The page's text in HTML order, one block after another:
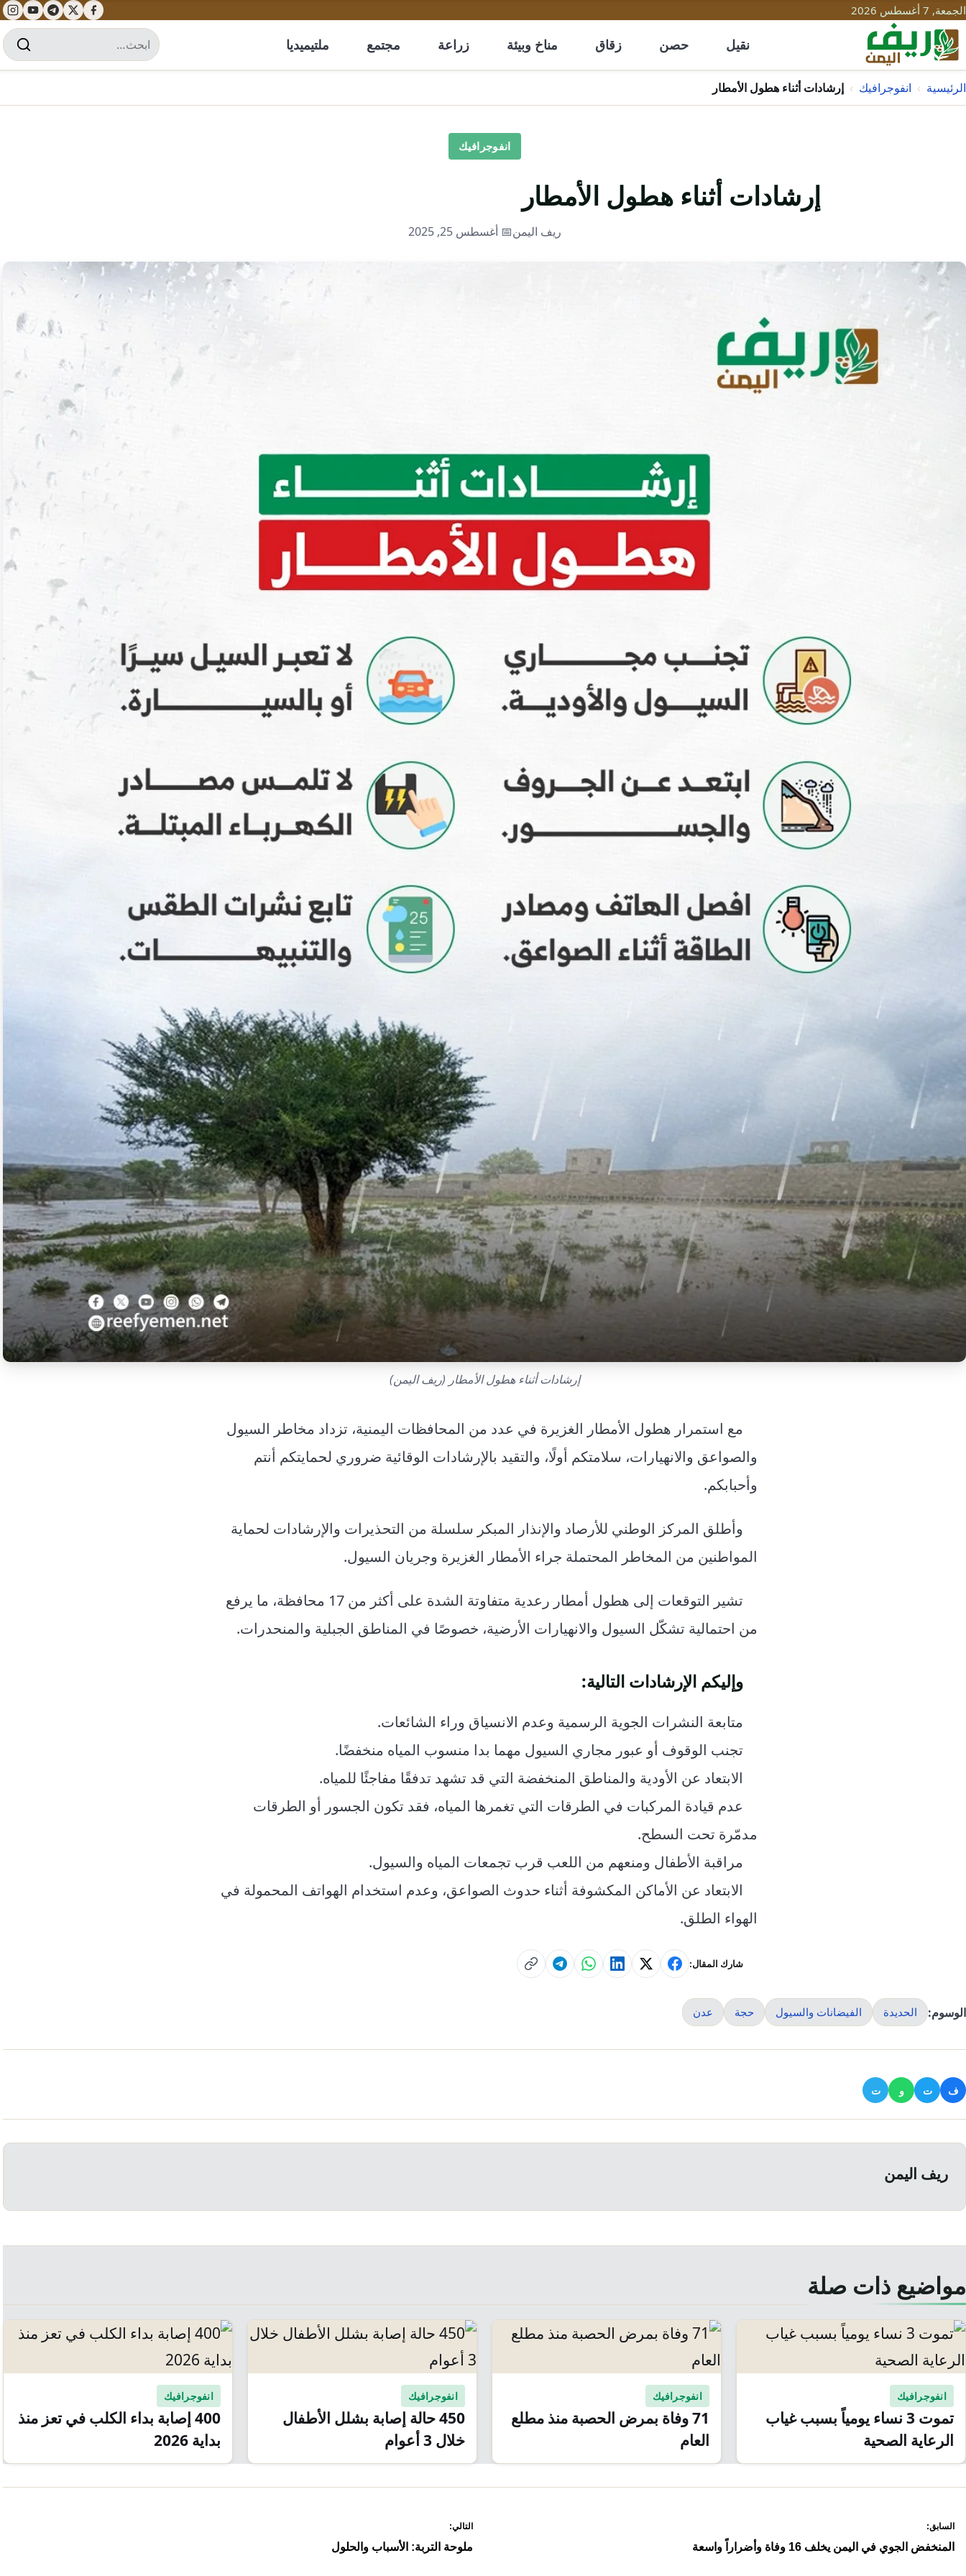
الجمعة, 7 أغسطس 2026
نقيل حصن زقاق مناخ وبيئة زراعة مجتمع ملتيميديا
الرئيسية › انفوجرافيك › إرشادات أثناء هطول الأمطار
انفوجرافيك
إرشادات أثناء هطول الأمطار
ريف اليمن📅 أغسطس 25, 2025
إرشادات أثناء هطول الأمطار (ريف اليمن)
مع استمرار هطول الأمطار الغزيرة في عدد من المحافظات اليمنية، تزداد مخاطر السيول
والصواعق والانهيارات، سلامتكم أولًا، والتقيد بالإرشادات الوقائية ضروري لحمايتكم أنتم
وأحبابكم.
وأطلق المركز الوطني للأرصاد والإنذار المبكر سلسلة من التحذيرات والإرشادات لحماية
المواطنين من المخاطر المحتملة جراء الأمطار الغزيرة وجريان السيول.
تشير التوقعات إلى هطول أمطار رعدية متفاوتة الشدة على أكثر من 17 محافظة، ما يرفع
من احتمالية تشكّل السيول والانهيارات الأرضية، خصوصًا في المناطق الجبلية والمنحدرات.
وإليكم الإرشادات التالية:
متابعة النشرات الجوية الرسمية وعدم الانسياق وراء الشائعات.
تجنب الوقوف أو عبور مجاري السيول مهما بدا منسوب المياه منخفضًا.
الابتعاد عن الأودية والمناطق المنخفضة التي قد تشهد تدفقًا مفاجئًا للمياه.
عدم قيادة المركبات في الطرقات التي تغمرها المياه، فقد تكون الجسور أو الطرقات
مدمّرة تحت السطح.
مراقبة الأطفال ومنعهم من اللعب قرب تجمعات المياه والسيول.
الابتعاد عن الأماكن المكشوفة أثناء حدوث الصواعق، وعدم استخدام الهواتف المحمولة في
الهواء الطلق.
شارك المقال:
الوسوم: الحديدة الفيضانات والسيول حجة عدن
ف ت و ت
ريف اليمن
مواضيع ذات صلة
انفوجرافيك
تموت 3 نساء يومياً بسبب غياب
الرعاية الصحية
انفوجرافيك
71 وفاة بمرض الحصبة منذ مطلع
العام
انفوجرافيك
450 حالة إصابة بشلل الأطفال
خلال 3 أعوام
انفوجرافيك
400 إصابة بداء الكلب في تعز منذ
بداية 2026
المقالات
السابق:
المنخفض الجوي في اليمن يخلف 16 وفاة وأضراراً واسعة
التالي:
ملوحة التربة: الأسباب والحلول